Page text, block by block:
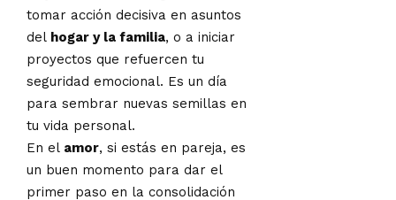
tomar acción decisiva en asuntos
del hogar y la familia, o a iniciar
proyectos que refuercen tu
seguridad emocional. Es un día
para sembrar nuevas semillas en
tu vida personal.
En el amor, si estás en pareja, es
un buen momento para dar el
primer paso en la consolidación